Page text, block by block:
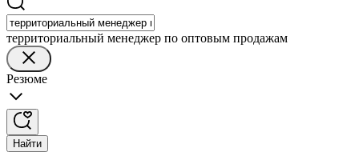
территориальный менеджер по оптовым продажам
Резюме
Найти